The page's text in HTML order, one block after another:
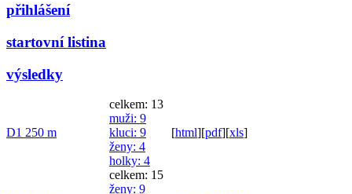
přihlášení
startovní listina
výsledky
D1 250 m
celkem: 13
muži: 9
kluci: 9
ženy: 4
holky: 4
[html][pdf][xls]
celkem: 15
ženy: 9